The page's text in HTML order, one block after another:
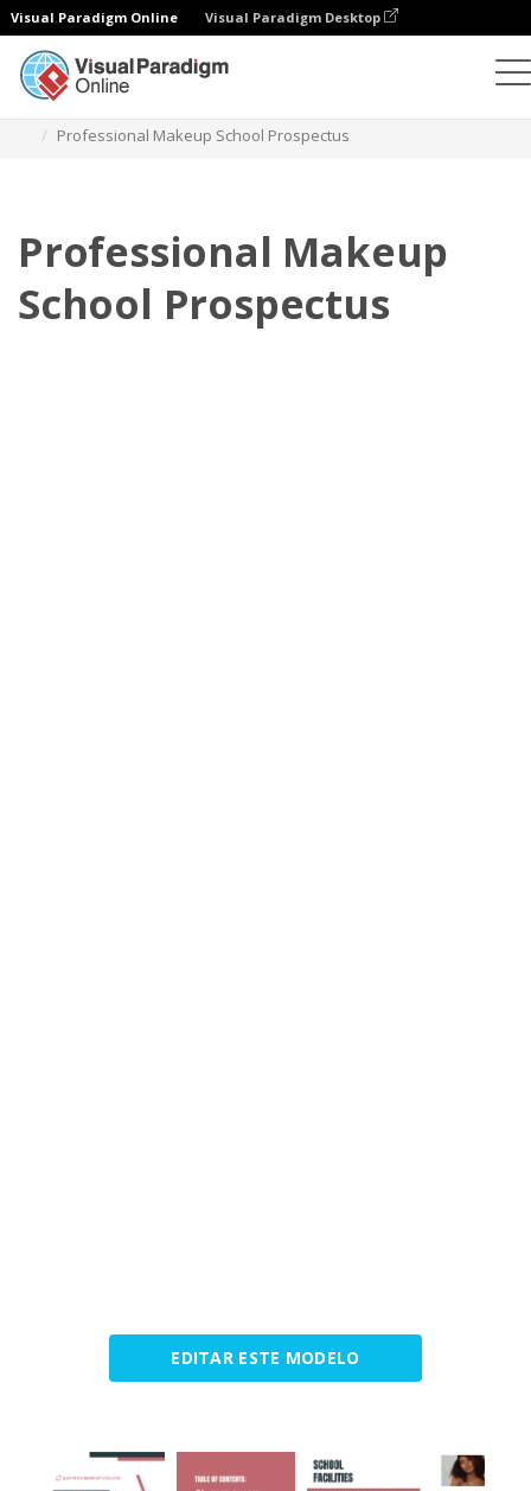
Visual Paradigm Online Visual Paradigm Desktop
Professional Makeup School Prospectus
Professional Makeup
School Prospectus
EDITAR ESTE MODELO